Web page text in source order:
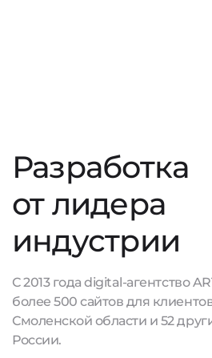
Разработка
от лидера
индустрии
С 2013 года digital-агентство
более 500 сайтов для
Смоленской области и 52
России.